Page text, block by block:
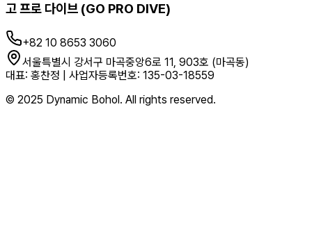
고 프로 다이브 (GO PRO DIVE)
+82 10 8653 3060
서울특별시 강서구 마곡중앙6로 11, 903호 (마곡동)
대표: 홍찬정 | 사업자등록번호: 135-03-18559
© 2025 Dynamic Bohol. All rights reserved.